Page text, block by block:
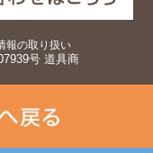
報の取り扱い
号 道具商